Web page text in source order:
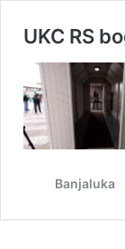
UKC RS
Banjaluka